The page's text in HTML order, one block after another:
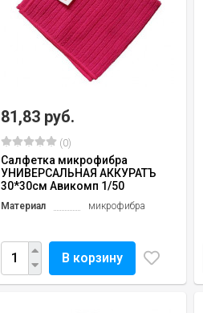
81,83 руб.
(0)
Салфетка микрофибра
УНИВЕРСАЛЬНАЯ АККУРАТЪ
30*30см Авикомп 1/50
Материал микрофибра
В корзину